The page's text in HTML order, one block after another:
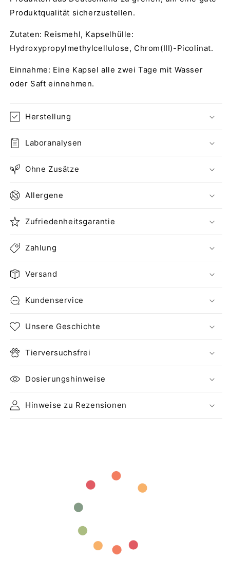
Produktqualität sicherzustellen.
Zutaten: Reismehl, Kapselhülle:
Hydroxypropylmethylcellulose, Chrom(III)-Picolinat.
Einnahme: Eine Kapsel alle zwei Tage mit Wasser
oder Saft einnehmen.
Herstellung
Laboranalysen
Ohne Zusätze
Allergene
Zufriedenheitsgarantie
Zahlung
Versand
Kundenservice
Unsere Geschichte
Tierversuchsfrei
Dosierungshinweise
Hinweise zu Rezensionen